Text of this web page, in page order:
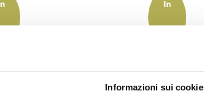
Informazioni sui cookie
In
CUORE
DI